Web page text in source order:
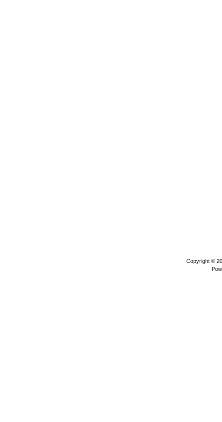
Copyright ©